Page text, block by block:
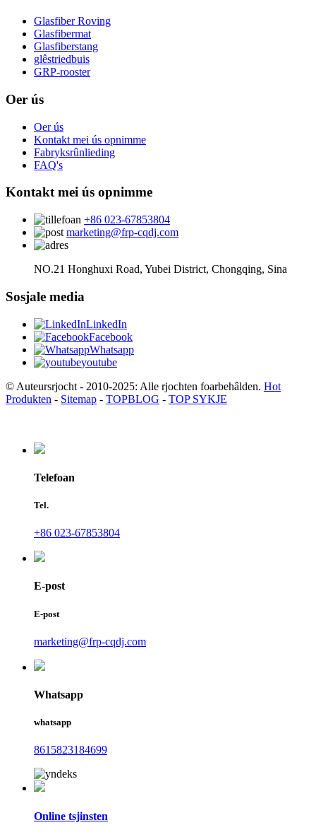
Glasfiber Roving
Glasfibermat
Glasfiberstang
glêstriedbuis
GRP-rooster
Oer ús
Oer ús
Kontakt mei ús opnimme
Fabryksrûnlieding
FAQ's
Kontakt mei ús opnimme
+86 023-67853804
marketing@frp-cqdj.com
NO.21 Honghuxi Road, Yubei District, Chongqing, Sina
Sosjale media
LinkedIn
Facebook
Whatsapp
youtube
© Auteursrjocht - 2010-2025: Alle rjochten foarbehâlden. Hot
Produkten - Sitemap - TOPBLOG - TOP SYKJE
Telefoan
Tel.
+86 023-67853804
E-post
E-post
marketing@frp-cqdj.com
Whatsapp
whatsapp
8615823184699
Online tsjinsten